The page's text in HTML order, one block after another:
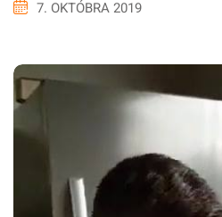
7. OKTÓBRA 2019